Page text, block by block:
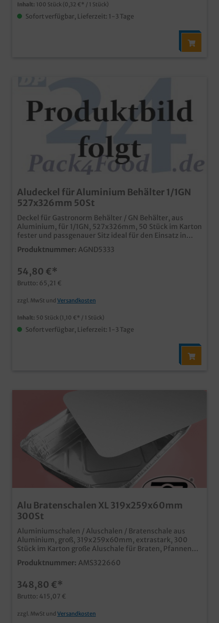
Inhalt: 100 Stück (0,32 €* / 1 Stück)
Sofort verfügbar, Lieferzeit: 1-3 Tage
Aludeckel für Aluminium Behälter 1/1GN
527x326mm 50St
Deckel für Gastronorm Behälter / GN Behälter, aus
Aluminium, für 1/1GN, 527x326mm, 50 Stück im Karton
fester und passgenauer Sitz ideal für den Einsatz in
Restaurants, Kantinen, Hotel- und Großküchen
Produktnummer: AGND5333
54,80 €*
Brutto: 65,21 €
zzgl. MwSt und Versandkosten
Inhalt: 50 Stück (1,10 €* / 1 Stück)
Sofort verfügbar, Lieferzeit: 1-3 Tage
Alu Bratenschalen XL 319x259x60mm
300St
Aluminiumschalen / Aluschalen / Bratenschale aus
Aluminium, groß, 319x259x60mm, extrastark, 300
Stück im Karton große Aluschale für Braten, Pfannen
und Fleischgerichte extra groß und praktisch
verdeckelbar (Deckel separat erhältlich) ideal für den
Produktnummer: AMS322660
348,80 €*
Brutto: 415,07 €
zzgl. MwSt und Versandkosten